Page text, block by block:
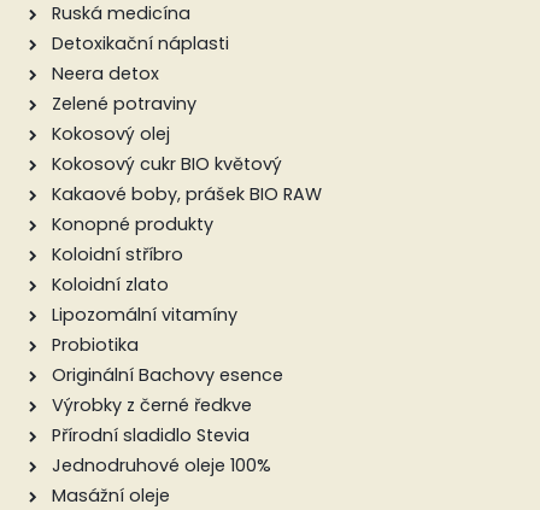
Ruská medicína
Detoxikační náplasti
Neera detox
Zelené potraviny
Kokosový olej
Kokosový cukr BIO květový
Kakaové boby, prášek BIO RAW
Konopné produkty
Koloidní stříbro
Koloidní zlato
Lipozomální vitamíny
Probiotika
Originální Bachovy esence
Výrobky z černé ředkve
Přírodní sladidlo Stevia
Jednodruhové oleje 100%
Masážní oleje